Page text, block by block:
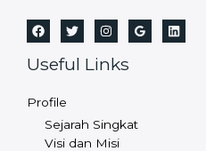
Useful Links
Profile
Sejarah Singkat
Visi dan Misi